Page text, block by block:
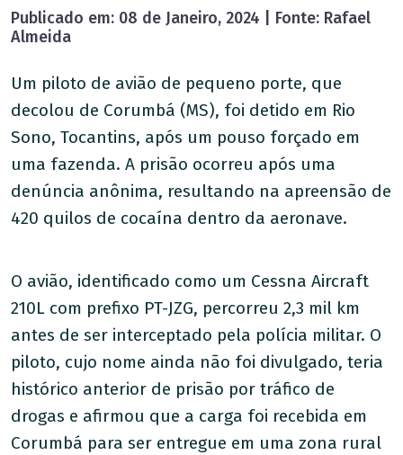
Publicado em: 08 de Janeiro, 2024 | Fonte: Rafael
Almeida
Um piloto de avião de pequeno porte, que
decolou de Corumbá (MS), foi detido em Rio
Sono, Tocantins, após um pouso forçado em
uma fazenda. A prisão ocorreu após uma
denúncia anônima, resultando na apreensão de
420 quilos de cocaína dentro da aeronave.
O avião, identificado como um Cessna Aircraft
210L com prefixo PT-JZG, percorreu 2,3 mil km
antes de ser interceptado pela polícia militar. O
piloto, cujo nome ainda não foi divulgado, teria
histórico anterior de prisão por tráfico de
drogas e afirmou que a carga foi recebida em
Corumbá para ser entregue em uma zona rural